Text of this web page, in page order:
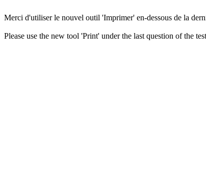
Merci d'utiliser le nouvel outil 'Imprimer' en-dessous de la
Please use the new tool 'Print' under the last question of the